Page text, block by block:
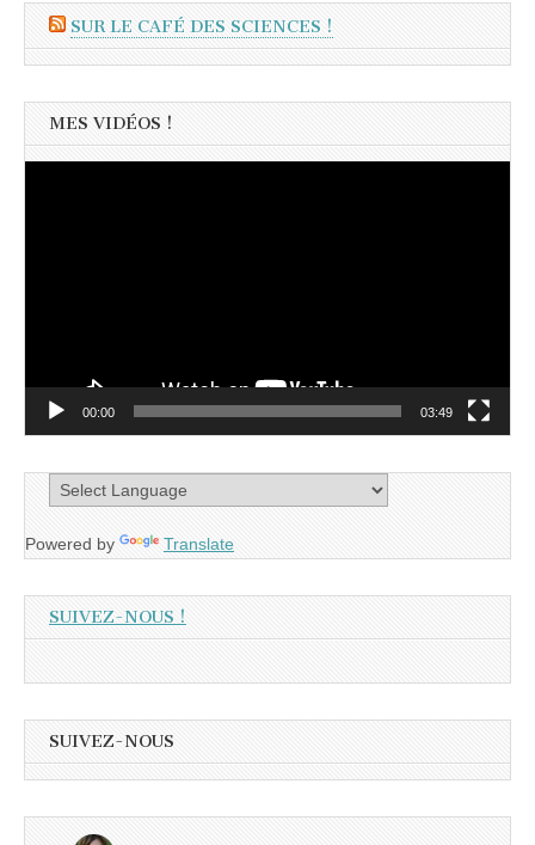
SUR LE CAFÉ DES SCIENCES !
MES VIDÉOS !
00:00 03:49
Powered by Translate
SUIVEZ-NOUS !
SUIVEZ-NOUS